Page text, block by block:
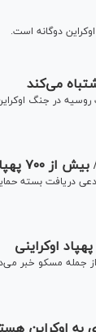
دوگانه است.
می‌کند
در جنگ
جدید ۲.۵ میلیارد
جمله مسکو خبر